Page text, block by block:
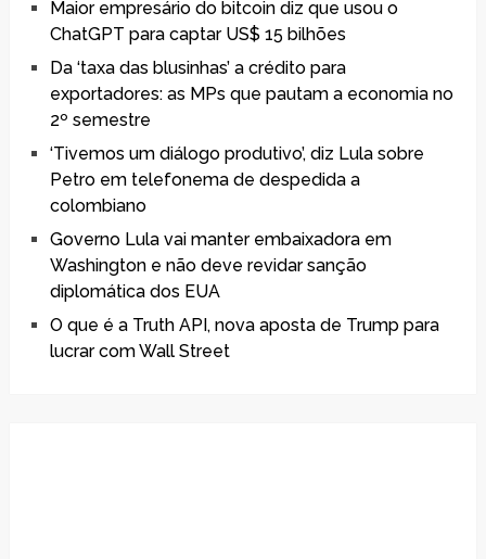
Maior empresário do bitcoin diz que usou o
ChatGPT para captar US$ 15 bilhões
Da ‘taxa das blusinhas’ a crédito para
exportadores: as MPs que pautam a economia no
2º semestre
‘Tivemos um diálogo produtivo’, diz Lula sobre
Petro em telefonema de despedida a
colombiano
Governo Lula vai manter embaixadora em
Washington e não deve revidar sanção
diplomática dos EUA
O que é a Truth API, nova aposta de Trump para
lucrar com Wall Street